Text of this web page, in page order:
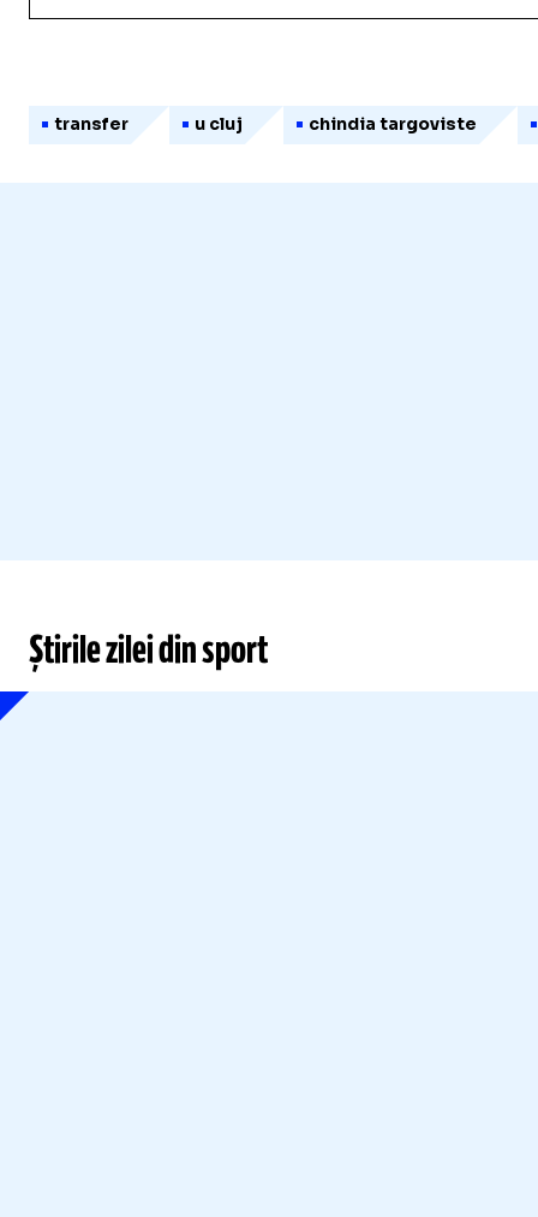
transfer u cluj chindia targoviste
Știrile zilei din sport